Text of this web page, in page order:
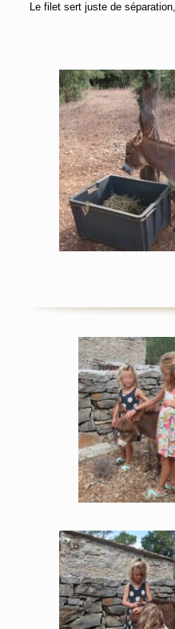
Le filet sert juste de